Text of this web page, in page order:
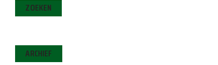
ZOEKEN
ARCHIEF